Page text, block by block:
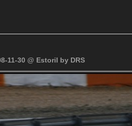
11-30 @ Estoril by DRS